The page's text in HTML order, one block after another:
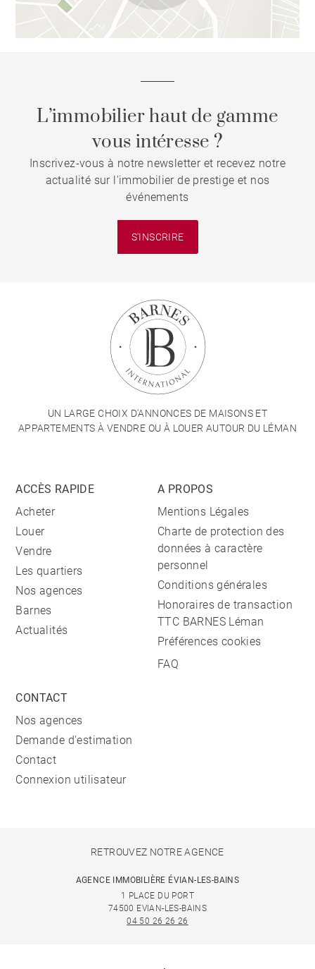
L’immobilier haut de gamme
vous intéresse ?
Inscrivez-vous à notre newsletter et recevez notre
actualité sur l'immobilier de prestige et nos
événements
S'INSCRIRE
UN LARGE CHOIX D'ANNONCES DE MAISONS ET
APPARTEMENTS À VENDRE OU À LOUER AUTOUR DU LÉMAN
ACCÈS RAPIDE
Acheter
Louer
Vendre
Les quartiers
Nos agences
Barnes
Actualités
A PROPOS
Mentions Légales
Charte de protection des
données à caractère
personnel
Conditions générales
Honoraires de transaction
TTC BARNES Léman
Préférences cookies
FAQ
CONTACT
Nos agences
Demande d'estimation
Contact
Connexion utilisateur
RETROUVEZ NOTRE AGENCE
AGENCE IMMOBILIÈRE ÉVIAN-LES-BAINS
1 PLACE DU PORT
74500 EVIAN-LES-BAINS
04 50 26 26 26